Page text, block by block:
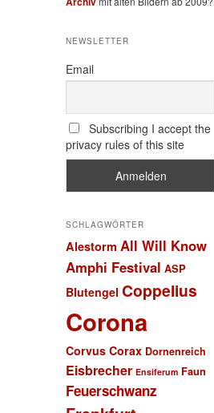
NEWSLETTER
Email
Subscribing I accept the
privacy rules of this site
SCHLAGWÖRTER
Alestorm All Will Know
Amphi Festival ASP
Blutengel Coppelius
Corona
Corvus Corax Dornenreich
Eisbrecher Ensiferum Faun
Feuerschwanz